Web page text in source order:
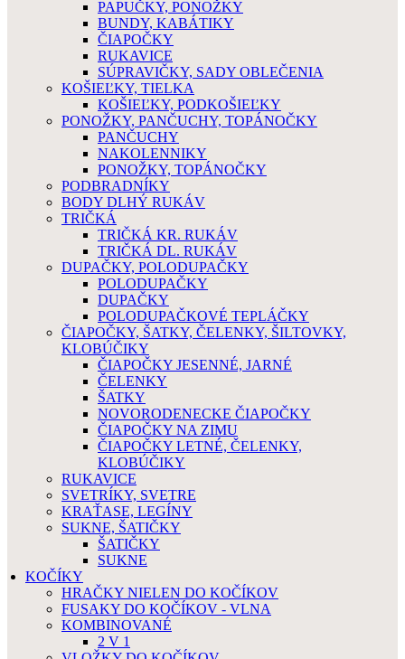
PAPUČKY, PONOŽKY
BUNDY, KABÁTIKY
ČIAPOČKY
RUKAVICE
SÚPRAVIČKY, SADY OBLEČENIA
KOŠIEĽKY, TIELKA
KOŠIEĽKY, PODKOŠIEĽKY
PONOŽKY, PANČUCHY, TOPÁNOČKY
PANČUCHY
NAKOLENNIKY
PONOŽKY, TOPÁNOČKY
PODBRADNÍKY
BODY DLHÝ RUKÁV
TRIČKÁ
TRIČKÁ KR. RUKÁV
TRIČKÁ DL. RUKÁV
DUPAČKY, POLODUPAČKY
POLODUPAČKY
DUPAČKY
POLODUPAČKOVÉ TEPLÁČKY
ČIAPOČKY, ŠATKY, ČELENKY, ŠILTOVKY,
KLOBÚČIKY
ČIAPOČKY JESENNÉ, JARNÉ
ČELENKY
ŠATKY
NOVORODENECKE ČIAPOČKY
ČIAPOČKY NA ZIMU
ČIAPOČKY LETNÉ, ČELENKY,
KLOBÚČIKY
RUKAVICE
SVETRÍKY, SVETRE
KRAŤASE, LEGÍNY
SUKNE, ŠATIČKY
ŠATIČKY
SUKNE
KOČÍKY
HRAČKY NIELEN DO KOČÍKOV
FUSAKY DO KOČÍKOV - VLNA
KOMBINOVANÉ
2 V 1